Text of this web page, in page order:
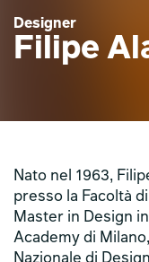
Designer
Filipe
Nato nel 1963,
presso la Facoltà
Master in Design
Academy di
Nazionale di